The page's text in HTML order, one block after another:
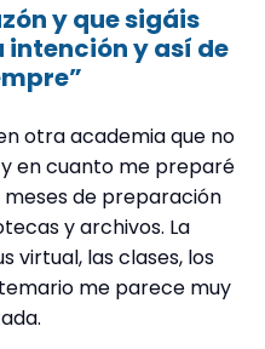
y que sigáis
intención y así de
otra academia que no
en cuanto me preparé
meses de preparación
y archivos. La
virtual, las clases, los
me parece muy